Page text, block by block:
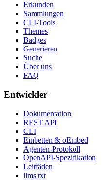
Erkunden
Sammlungen
CLI-Tools
Themes
Badges
Generieren
Suche
Über uns
FAQ
Entwickler
Dokumentation
REST API
CLI
Einbetten & oEmbed
Agenten-Protokoll
OpenAPI-Spezifikation
Leitfäden
llms.txt